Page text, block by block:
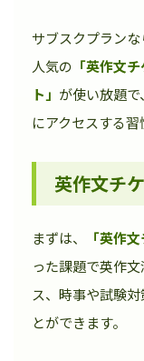
サブスクプラン
人気の 「英作文チ
ト」 が使い放題
にアクセスする習
英作文チ
まずは、 「英作
った課題で英作
ス、時事や試験
とができます。